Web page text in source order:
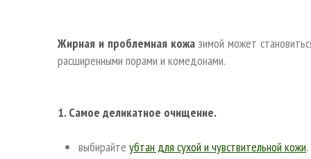
Жирная и проблемная кожазимой может
расширенными порами и комедонами.
1. Самое деликатное очищение.
выбирайте убтан для сухой и чувствительной кожи.